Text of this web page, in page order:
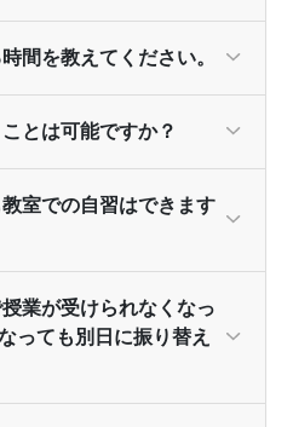
時間を教えてください。
ことは可能ですか？
っても別日に振り替え